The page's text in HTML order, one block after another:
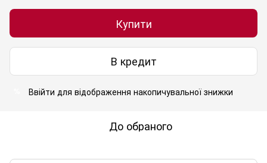
Купити
В кредит
Ввійти для відображення накопичувальної знижки
До обраного